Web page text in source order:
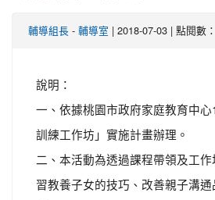
輔導組長 - 輔導室 | 2018-07-03 | 點閱數
說明：
一、依據桃園市政府家庭教育中
訓練工作坊」實施計畫辦理。
二、本活動為透過課程帶領及工
習教養子女的技巧、改善親子溝